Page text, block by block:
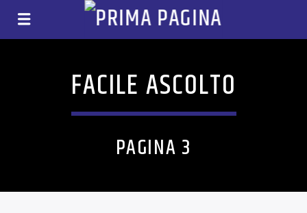
FACILE ASCOLTO
PAGINA 3